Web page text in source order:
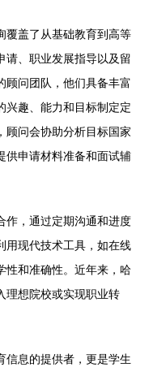
覆盖了从基础教育到高等
请、职业发展指导以及留
顾问团队，他们具备丰富
兴趣、能力和目标制定定
顾问会协助分析目标国家
供申请材料准备和面试辅
作，通过定期沟通和进度
用现代技术工具，如在线
性和准确性。近年来，哈
理想院校或实现职业转
信息的提供者，更是学生